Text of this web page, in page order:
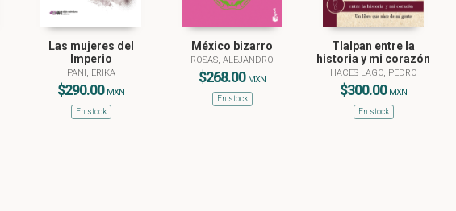
Las mujeres del
Imperio
PANI, ERIKA
$290.00 MXN
En stock
México bizarro
ROSAS, ALEJANDRO
$268.00 MXN
En stock
Tlalpan entre la
historia y mi corazón
HACES LAGO, PEDRO
$300.00 MXN
En stock